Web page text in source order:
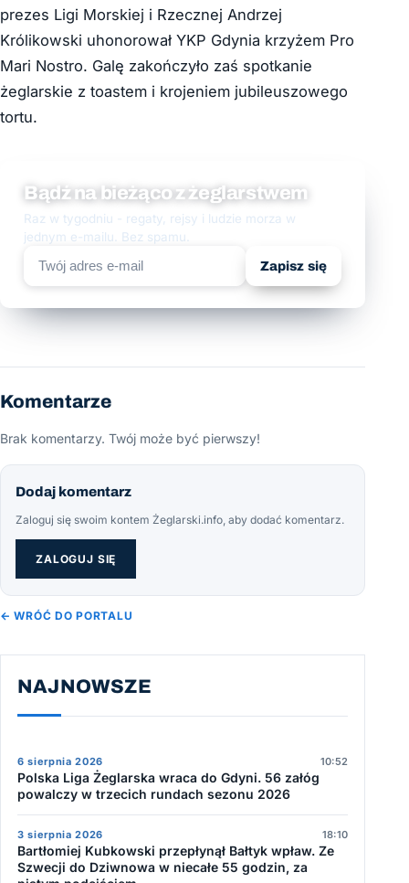
prezes Ligi Morskiej i Rzecznej Andrzej
Królikowski uhonorował YKP Gdynia krzyżem Pro
Mari Nostro. Galę zakończyło zaś spotkanie
żeglarskie z toastem i krojeniem jubileuszowego
tortu.
Bądź na bieżąco z żeglarstwem
Raz w tygodniu - regaty, rejsy i ludzie morza w
jednym e-mailu. Bez spamu.
Zapisz się
Komentarze
Brak komentarzy. Twój może być pierwszy!
Dodaj komentarz
Zaloguj się swoim kontem Żeglarski.info, aby dodać komentarz.
ZALOGUJ SIĘ
← WRÓĆ DO PORTALU
NAJNOWSZE
6 sierpnia 2026 10:52
Polska Liga Żeglarska wraca do Gdyni. 56 załóg
powalczy w trzecich rundach sezonu 2026
3 sierpnia 2026 18:10
Bartłomiej Kubkowski przepłynął Bałtyk wpław. Ze
Szwecji do Dziwnowa w niecałe 55 godzin, za